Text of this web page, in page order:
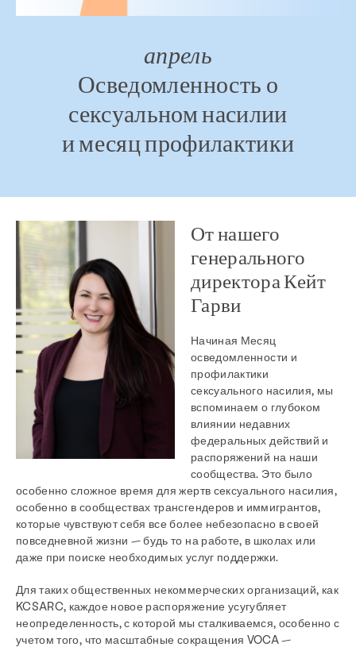
апрель
Осведомленность о
сексуальном насилии
и месяц профилактики
От нашего
генерального
директора Кейт
Гарви
Начиная Месяц
осведомленности и
профилактики
сексуального насилия, мы
вспоминаем о глубоком
влиянии недавних
федеральных действий и
распоряжений на наши
сообщества. Это было
особенно сложное время для жертв сексуального насилия,
особенно в сообществах трансгендеров и иммигрантов,
которые чувствуют себя все более небезопасно в своей
повседневной жизни — будь то на работе, в школах или
даже при поиске необходимых услуг поддержки.
Для таких общественных некоммерческих организаций, как
KCSARC, каждое новое распоряжение усугубляет
неопределенность, с которой мы сталкиваемся, особенно с
учетом того, что масштабные сокращения VOCA —